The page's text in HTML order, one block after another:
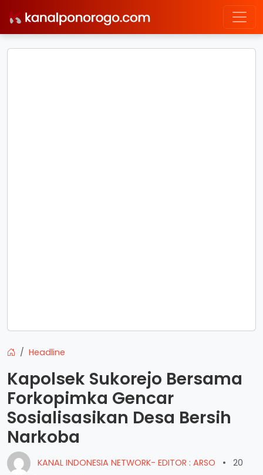
Headline
Kapolsek Sukorejo Bersama
Forkopimka Gencar
Sosialisasikan Desa Bersih
Narkoba
KANAL INDONESIA NETWORK- EDITOR : ARSO •
20